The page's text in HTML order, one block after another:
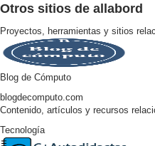
Otros sitios de allabord
Proyectos, herramientas y sitios
Blog de Cómputo
blogdecomputo.com
Contenido, artículos y recursos
Tecnología